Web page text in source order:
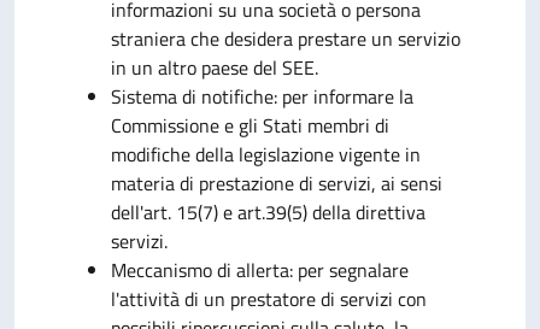
informazioni su una società o persona
straniera che desidera prestare un servizio
in un altro paese del SEE.
Sistema di notifiche: per informare la
Commissione e gli Stati membri di
modifiche della legislazione vigente in
materia di prestazione di servizi, ai sensi
dell'art. 15(7) e art.39(5) della direttiva
servizi.
Meccanismo di allerta: per segnalare
l'attività di un prestatore di servizi con